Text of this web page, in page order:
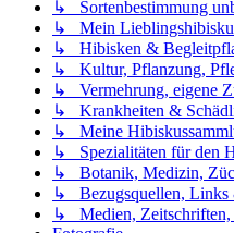
↳ Sortenbestimmung
↳ Mein
↳ Hibisken &
↳ Kultur, Pflanzung,
↳ Vermehrung, eigene
↳ Krankheiten &
↳ Meine
↳ Spezialitäten für den
↳ Botanik, Medizin,
↳ Bezugsquellen, Links
↳ Medien, Zeitschriften,